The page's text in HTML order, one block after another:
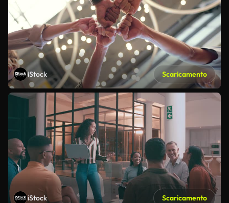
iStock Scaricamento
iStock Scaricamento